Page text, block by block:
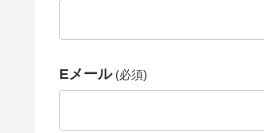
Eメール (必須)